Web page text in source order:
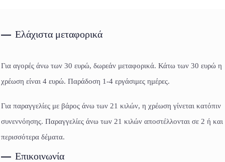
Ελάχιστα μεταφορικά
Για αγορές άνω των 30 ευρώ, δωρεάν μεταφορικά. Κάτω των 30 ευρώ η
χρέωση είναι 4 ευρώ. Παράδοση 1-4 εργάσιμες ημέρες.
Για παραγγελίες με βάρος άνω των 21 κιλών, η χρέωση γίνεται κατόπιν
συνεννόησης. Παραγγελίες άνω των 21 κιλών αποστέλλονται σε 2 ή και
περισσότερα δέματα.
Επικοινωνία